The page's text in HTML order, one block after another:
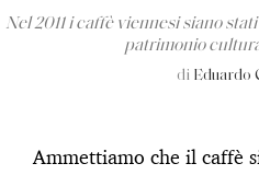
Nel 2011 i caffè viennesi siano
patrimonio
di Eduardo
Ammettiamo che il caffè